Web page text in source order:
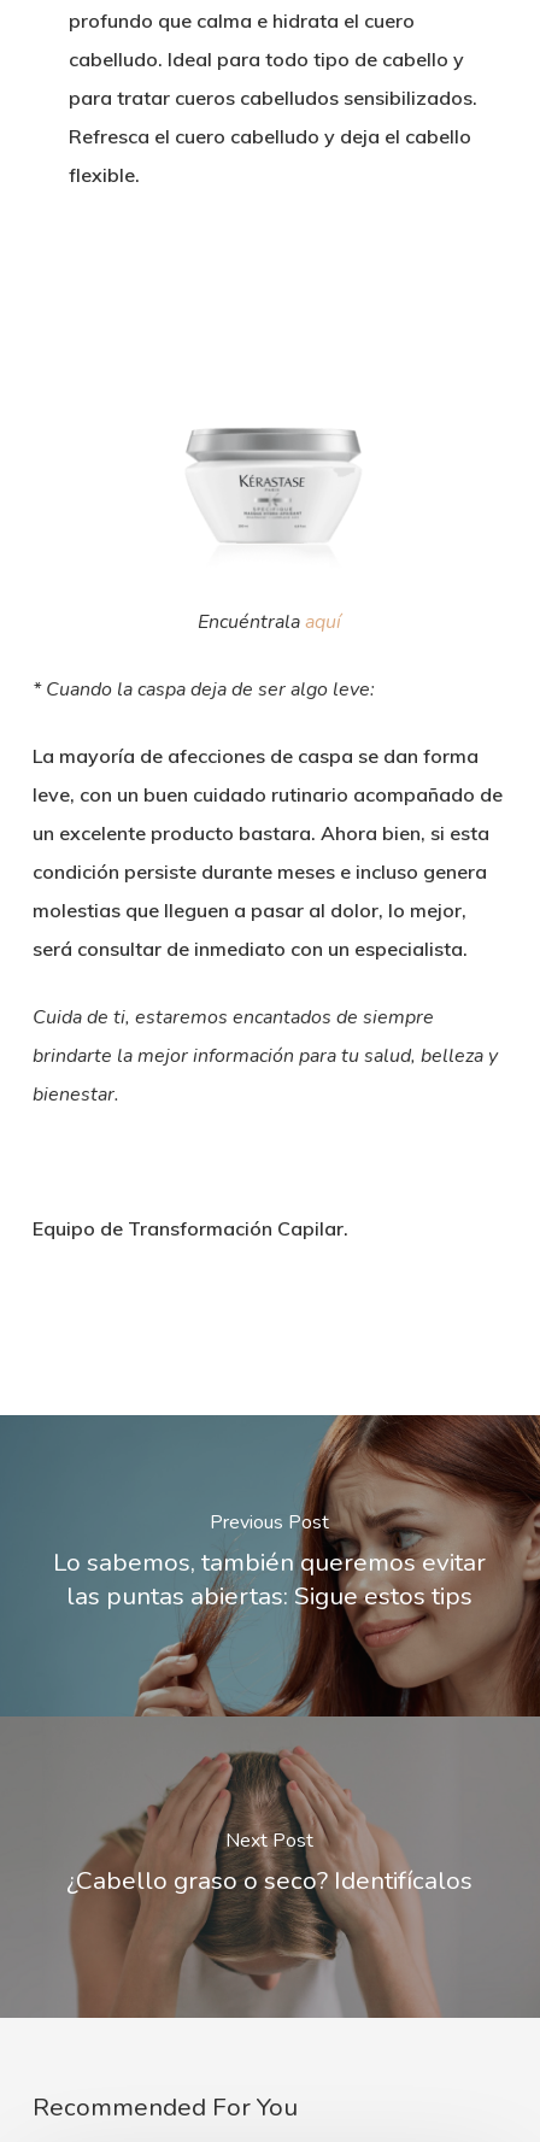
profundo que calma e hidrata el cuero
cabelludo. Ideal para todo tipo de cabello y
para tratar cueros cabelludos sensibilizados.
Refresca el cuero cabelludo y deja el cabello
flexible.
Encuéntralaaquí
* Cuando la caspa deja de ser algo leve:
La mayoría de afecciones de caspa se dan forma
leve, con un buen cuidado rutinario acompañado de
un excelente producto bastara. Ahora bien, si esta
condición persiste durante meses e incluso genera
molestias que lleguen a pasar al dolor, lo mejor,
será consultar de inmediato con un especialista.
Cuida de ti, estaremos encantados de siempre
brindarte la mejor información para tu salud, belleza y
bienestar.
Equipo de Transformación Capilar.
Previous Post
Lo sabemos, también queremos evitar
las puntas abiertas: Sigue estos tips
Next Post
¿Cabello graso o seco? Identifícalos
Recommended For You